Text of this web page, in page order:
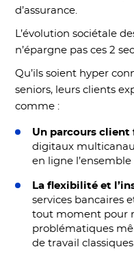
d’assurance.
L’évolution sociétale
n’épargne pas ces 2
Qu’ils soient hyper
seniors, leurs clients
comme :
Un parcours
digitaux
en ligne
La flexibilité et
services bancaires
tout moment pour
problématiques
de travail